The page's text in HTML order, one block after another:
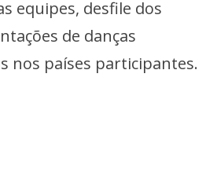
equipes, desfile dos
de danças
nos países participantes.